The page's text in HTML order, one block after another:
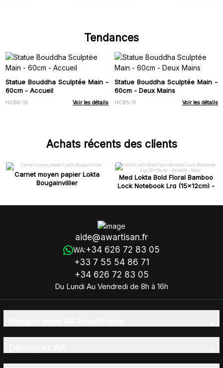
Tendances
Statue Bouddha Sculptée Main -
60cm - Accueil
HCBS-10 Voir les détails
Statue Bouddha Sculptée Main -
60cm - Deux Mains
HCBS-11 Voir les détails
Achats récents des clients
Carnet moyen papier Lokta
Bougainvillier
Med Lokta Bold Floral Bamboo
Lock Notebook Lrg (15x12cm) -
aide@awartisan.fr
WA:+34 626 72 83 05
+33 7 55 54 86 71
+34 626 72 83 05
Du Lundi Au Vendredi de 8h à 16h